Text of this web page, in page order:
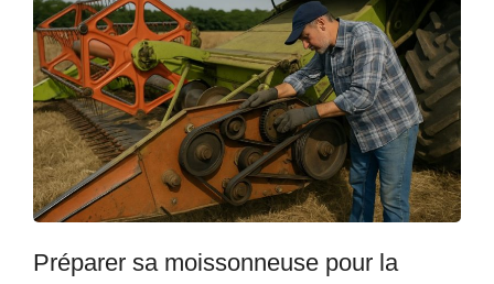
Préparer sa moissonneuse pour la